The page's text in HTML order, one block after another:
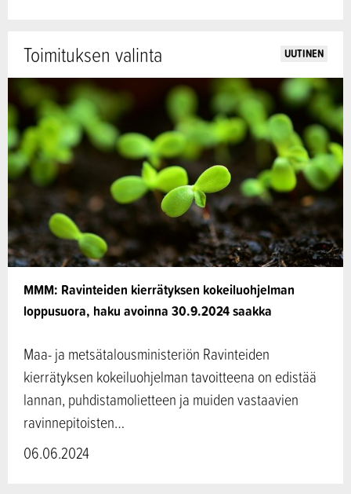
MMM: Ravinteiden kierrätyksen kokeiluohjelman
loppusuora, haku avoinna 30.9.2024 saakka
Toimituksen valinta UUTINEN
Maa- ja metsätalousministeriön Ravinteiden
kierrätyksen kokeiluohjelman tavoitteena on edistää
lannan, puhdistamolietteen ja muiden vastaavien
ravinnepitoisten…
06.06.2024